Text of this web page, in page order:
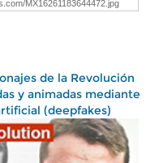
de la Revolución
y animadas mediante
(deepfakes)